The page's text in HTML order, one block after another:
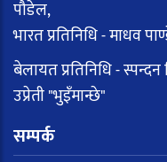
पौडेल,
भारत प्रतिनिधि - माधव
बेलायत प्रतिनिधि - स्पन्दन
उप्रेती "भुइँमान्छे"
सम्पर्क